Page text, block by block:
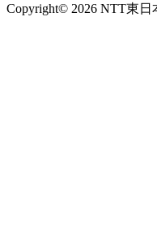
Copyright© 2026 NTT東